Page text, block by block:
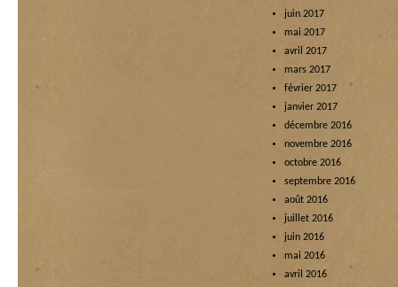
juin 2017
mai 2017
avril 2017
mars 2017
février 2017
janvier 2017
décembre 2016
novembre 2016
octobre 2016
septembre 2016
août 2016
juillet 2016
juin 2016
mai 2016
avril 2016